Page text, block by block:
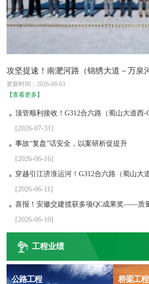
更新时间：2026-08-03
【查看更多】
[2026-07-31]
事故“复盘”话安全，以案研析促提升
[2026-06-16]
[2026-06-11]
[2026-06-10]
工程业绩
公路工程 桥梁工程